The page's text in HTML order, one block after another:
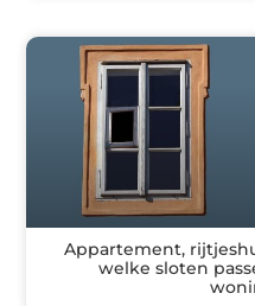
Appartement,
welke sloten